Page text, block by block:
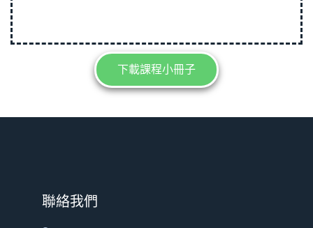
下載課程小冊子
​聯絡我們